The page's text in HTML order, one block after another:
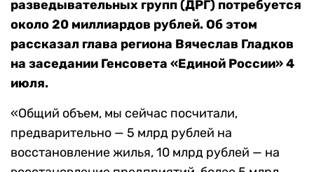
разведывательных групп (ДРГ) потребуется
около 20 миллиардов рублей. Об этом
рассказал глава региона Вячеслав Гладков
на заседании Генсовета «Единой России» 4
июля.
«Общий объем, мы сейчас посчитали,
предварительно — 5 млрд рублей на
восстановление жилья, 10 млрд рублей — на